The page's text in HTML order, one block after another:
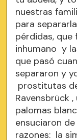
nuestras
para
pérdidas,
inhumano y
que pasó
separaron y
prostitutas
Ravensbrück
palomas
ensuciaron
razones: la